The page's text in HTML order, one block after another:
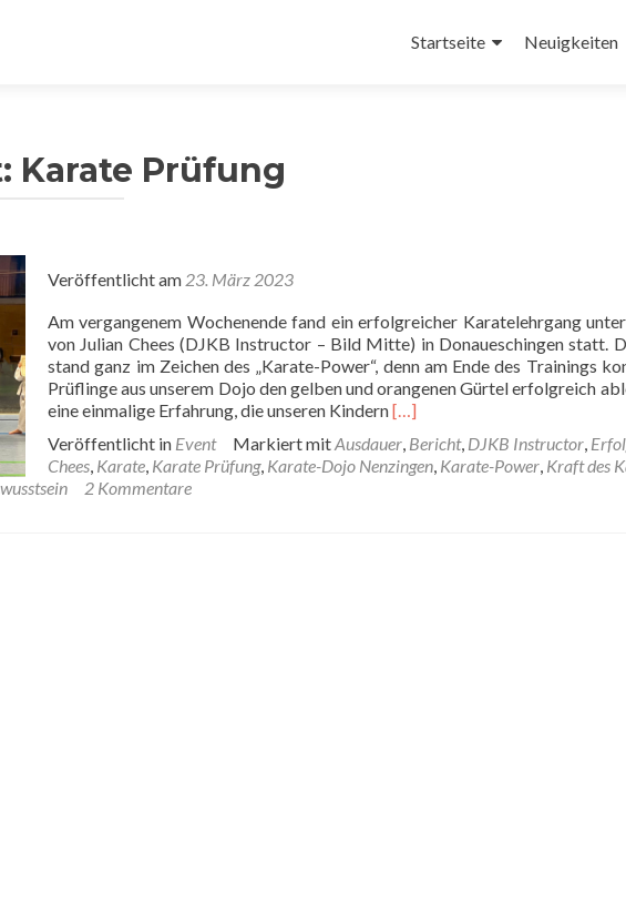
Inhalt
Startseite Neuigkeiten
Karate Prüfung
Veröffentlicht am 23. März 2023
Am vergangenem Wochenende fand ein erfolgreicher Karatelehrgang
von Julian Chees (DJKB Instructor – Bild Mitte) in Donaueschingen statt.
stand ganz im Zeichen des „Karate-Power“, denn am Ende des Trainings
Prüflinge aus unserem Dojo den gelben und orangenen Gürtel erfolgreich
eine einmalige Erfahrung, die unseren KindernRead
about
Nenzinger
[…]
Veröffentlicht in Event Markiert mitAusdauer, Bericht, DJKB Instructor,
Chees, Karate, Karate Prüfung, Karate-Dojo Nenzingen, Karate-Power, Kraft des
2 Kommentare